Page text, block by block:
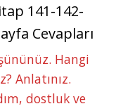
141-142-
Cevapları
Hangi
Anlatınız.
dostluk ve